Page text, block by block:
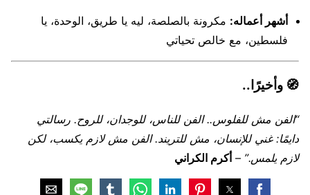
أشهر أعماله: مكرونة بالصلصة، ليه يا طريق، الوحدة، يا
فلسطين، مع خالص تحياتي
🧭 وأخيرًا..
“الفن مش للفلوس.. الفن للناس، للوجدان، للروح. رسالتي
دايمًا: غني للإنسان، مش للتريند. الفن مش لازم يكسب، لكن
لازم يلمس.” – أكرم الكراني